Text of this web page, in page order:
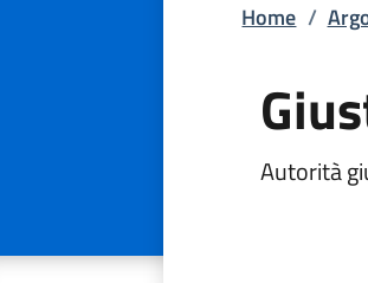
Home /
Autorità